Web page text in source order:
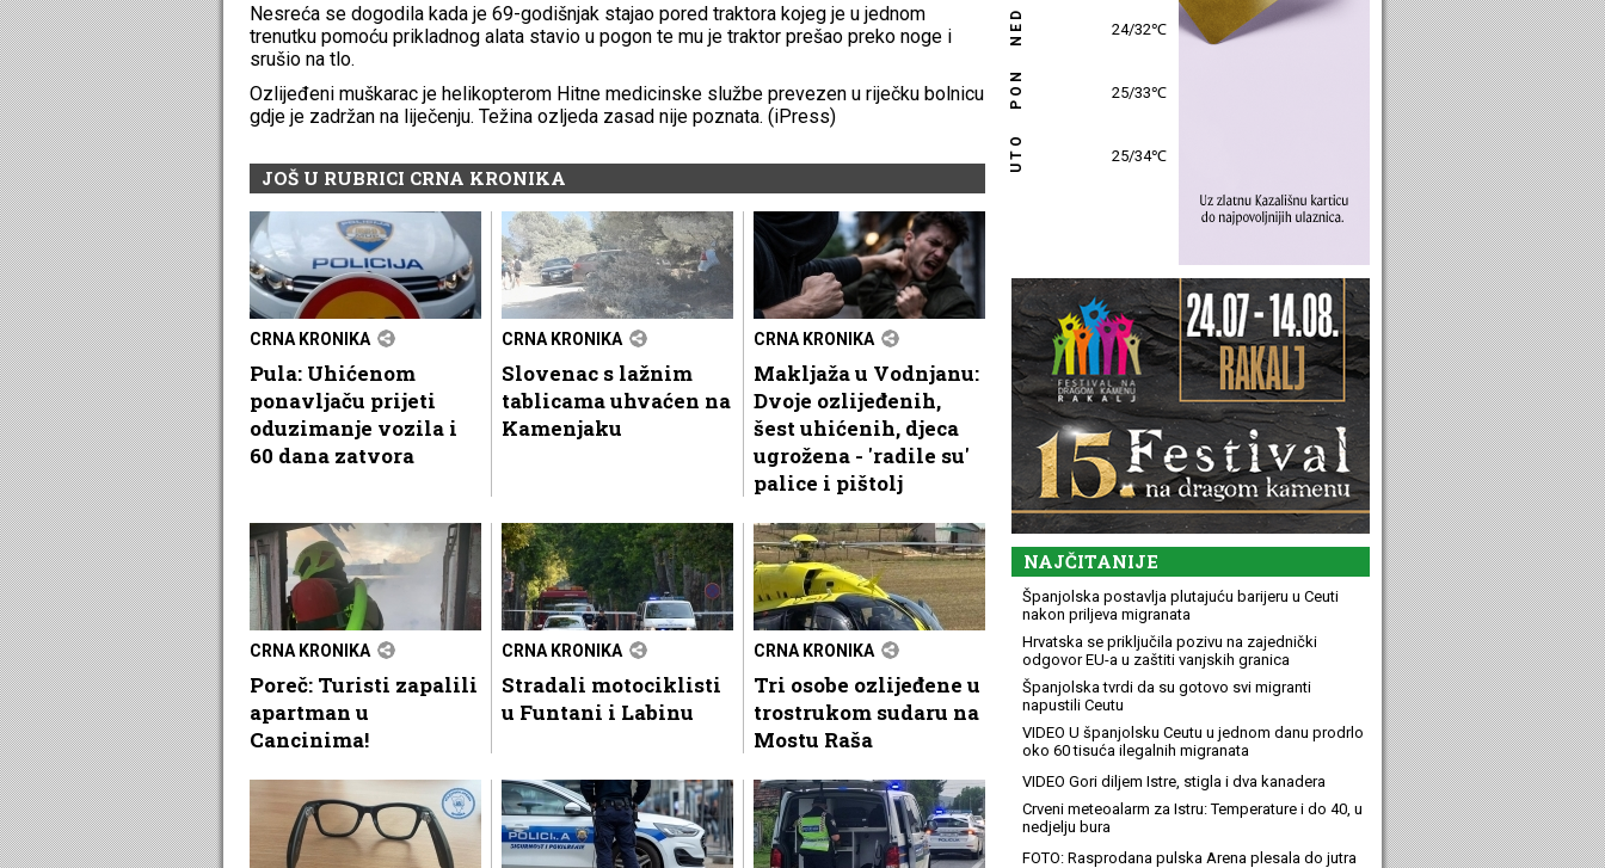
Nesreća se dogodila kada je 69-godišnjak stajao pored traktora kojeg je u jednom
trenutku pomoću prikladnog alata stavio u pogon te mu je traktor prešao preko noge i
srušio na tlo.
Ozlijeđeni muškarac je helikopterom Hitne medicinske službe prevezen u riječku bolnicu
gdje je zadržan na liječenju. Težina ozljeda zasad nije poznata. (iPress)
JOŠ U RUBRICI CRNA KRONIKA
CRNA KRONIKA
Pula: Uhićenom
ponavljaču prijeti
oduzimanje vozila i
60 dana zatvora
CRNA KRONIKA
Slovenac s lažnim
tablicama uhvaćen na
Kamenjaku
CRNA KRONIKA
Makljaža u Vodnjanu:
Dvoje ozlijeđenih,
šest uhićenih, djeca
ugrožena - 'radile su'
palice i pištolj
CRNA KRONIKA
Poreč: Turisti zapalili
apartman u
Cancinima!
CRNA KRONIKA
Stradali motociklisti
u Funtani i Labinu
CRNA KRONIKA
Tri osobe ozlijeđene u
trostrukom sudaru na
Mostu Raša
NED 25/31℃
PON 26/31℃
UTO 26/32℃
NAJČITANIJE
Španjolska postavlja plutajuću barijeru u Ceuti
nakon priljeva migranata
Hrvatska se priključila pozivu na zajednički
odgovor EU-a u zaštiti vanjskih granica
Španjolska tvrdi da su gotovo svi migranti
napustili Ceutu
VIDEO U španjolsku Ceutu u jednom danu prodrlo
oko 60 tisuća ilegalnih migranata
VIDEO Gori diljem Istre, stigla i dva kanadera
Crveni meteoalarm za Istru: Temperature i do 40, u
nedjelju bura
FOTO: Rasprodana pulska Arena plesala do jutra